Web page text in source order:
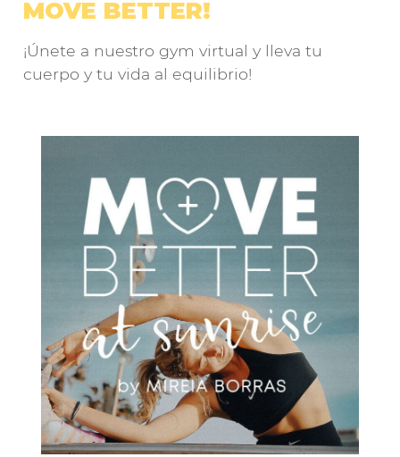
MOVE BETTER!
¡Únete a nuestro gym virtual y lleva tu
cuerpo y tu vida al equilibrio!